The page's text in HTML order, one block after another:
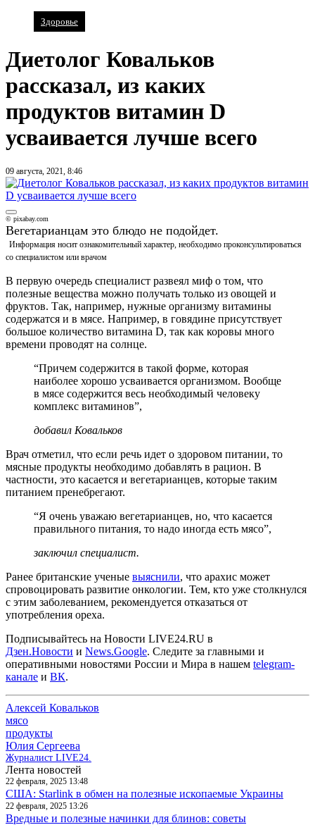
Здоровье
Диетолог Ковальков
рассказал, из каких
продуктов витамин D
усваивается лучше всего
09 августа, 2021, 8:46
© pixabay.com
Вегетарианцам это блюдо не подойдет.
Информация носит ознакомительный характер, необходимо проконсультироваться
со специалистом или врачом
В первую очередь специалист развеял миф о том, что
полезные вещества можно получать только из овощей и
фруктов. Так, например, нужные организму витамины
содержатся и в мясе. Например, в говядине присутствует
большое количество витамина D, так как коровы много
времени проводят на солнце.
“Причем содержится в такой форме, которая
наиболее хорошо усваивается организмом. Вообще
в мясе содержится весь необходимый человеку
комплекс витаминов”,
добавил Ковальков
Врач отметил, что если речь идет о здоровом питании, то
мясные продукты необходимо добавлять в рацион. В
частности, это касается и вегетарианцев, которые таким
питанием пренебрегают.
“Я очень уважаю вегетарианцев, но, что касается
правильного питания, то надо иногда есть мясо”,
заключил специалист.
Ранее британские ученые выяснили, что арахис может
спровоцировать развитие онкологии. Тем, кто уже столкнулся
с этим заболеванием, рекомендуется отказаться от
употребления ореха.
Подписывайтесь на Новости LIVE24.RU в
Дзен.Новости и News.Google. Следите за главными и
оперативными новостями России и Мира в нашем telegram-
канале и ВК.
Алексей Ковальков
мясо
продукты
Юлия Сергеева
Журналист LIVE24.
Лента новостей
22 февраля, 2025 13:48
США: Starlink в обмен на полезные ископаемые Украины
22 февраля, 2025 13:26
Вредные и полезные начинки для блинов: советы